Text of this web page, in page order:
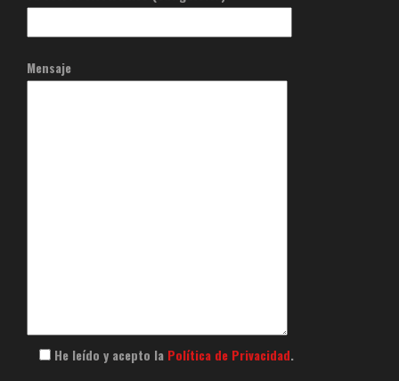
Mensaje
He leído y acepto la Política de Privacidad.